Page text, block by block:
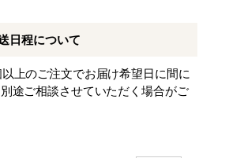
日程について
上のご注文でお届け希望日に間に
途ご相談させていただく場合がご